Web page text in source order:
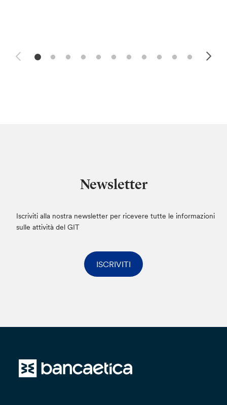
Newsletter
Iscriviti alla nostra newsletter per ricevere tutte le informazioni
sulle attività del GIT
ISCRIVITI